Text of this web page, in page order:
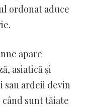
ordonat aduce
apare
asiatică și
sau ardeii devin
sunt tăiate